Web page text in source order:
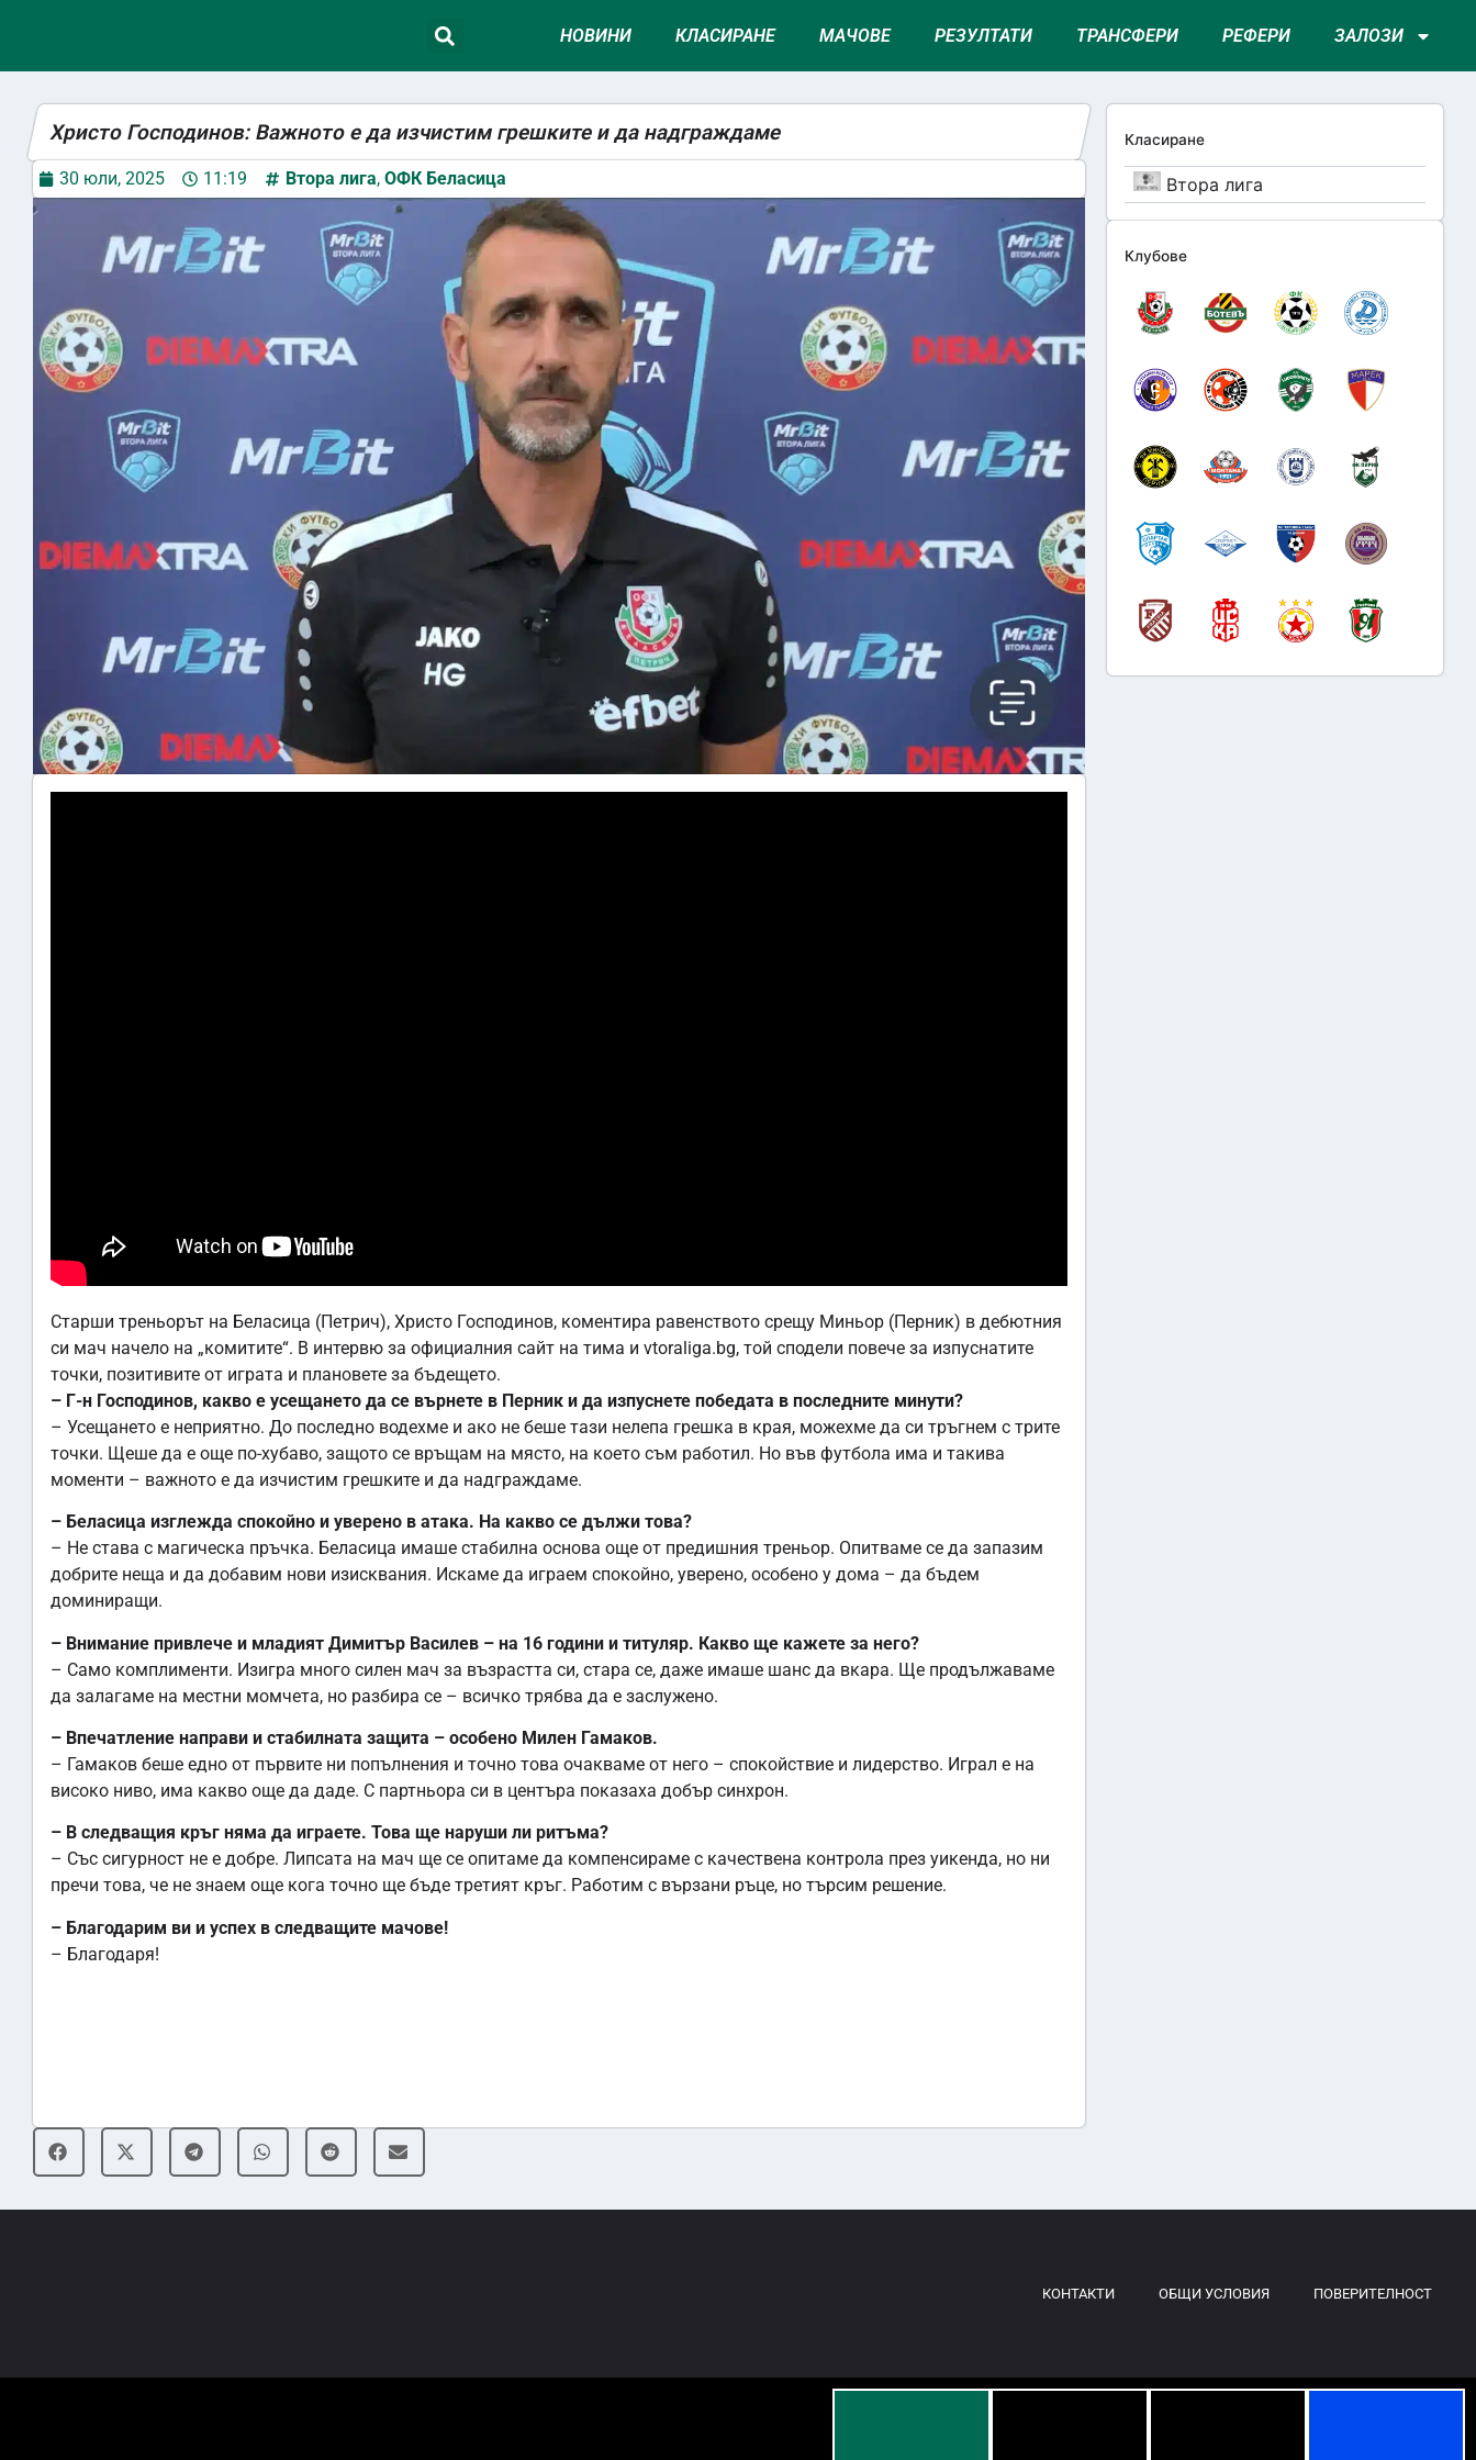
НОВИНИ КЛАСИРАНЕ МАЧОВЕ РЕЗУЛТАТИ ТРАНСФЕРИ РЕФЕРИ ЗАЛОЗИ
Класиране
Втора лига
Клубове
Христо Господинов: Важното е да изчистим грешките и да надграждаме
30 юли, 2025 11:19 Втора лига, ОФК Беласица
Старши треньорът на Беласица (Петрич), Христо Господинов, коментира равенството срещу Миньор (Перник) в дебютния
си мач начело на „комитите“. В интервю за официалния сайт на тима и vtoraliga.bg, той сподели повече за изпуснатите
точки, позитивите от играта и плановете за бъдещето.
– Г-н Господинов, какво е усещането да се върнете в Перник и да изпуснете победата в последните минути?
– Усещането е неприятно. До последно водехме и ако не беше тази нелепа грешка в края, можехме да си тръгнем с трите
точки. Щеше да е още по-хубаво, защото се връщам на място, на което съм работил. Но във футбола има и такива
моменти – важното е да изчистим грешките и да надграждаме.
– Беласица изглежда спокойно и уверено в атака. На какво се дължи това?
– Не става с магическа пръчка. Беласица имаше стабилна основа още от предишния треньор. Опитваме се да запазим
добрите неща и да добавим нови изисквания. Искаме да играем спокойно, уверено, особено у дома – да бъдем
доминиращи.
– Внимание привлече и младият Димитър Василев – на 16 години и титуляр. Какво ще кажете за него?
– Само комплименти. Изигра много силен мач за възрастта си, стара се, даже имаше шанс да вкара. Ще продължаваме
да залагаме на местни момчета, но разбира се – всичко трябва да е заслужено.
– Впечатление направи и стабилната защита – особено Милен Гамаков.
– Гамаков беше едно от първите ни попълнения и точно това очакваме от него – спокойствие и лидерство. Играл е на
високо ниво, има какво още да даде. С партньора си в центъра показаха добър синхрон.
– В следващия кръг няма да играете. Това ще наруши ли ритъма?
– Със сигурност не е добре. Липсата на мач ще се опитаме да компенсираме с качествена контрола през уикенда, но ни
пречи това, че не знаем още кога точно ще бъде третият кръг. Работим с вързани ръце, но търсим решение.
– Благодарим ви и успех в следващите мачове!
– Благодаря!
КОНТАКТИ ОБЩИ УСЛОВИЯ ПОВЕРИТЕЛНОСТ